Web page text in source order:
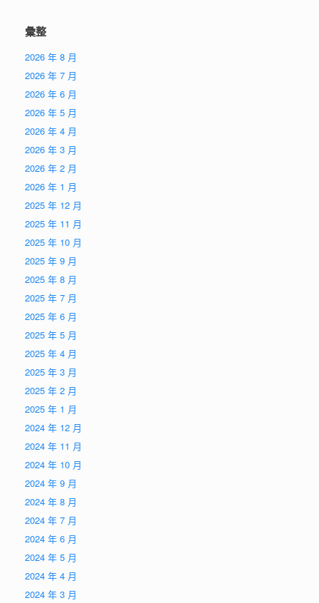
彙整
2026 年 8 月
2026 年 7 月
2026 年 6 月
2026 年 5 月
2026 年 4 月
2026 年 3 月
2026 年 2 月
2026 年 1 月
2025 年 12 月
2025 年 11 月
2025 年 10 月
2025 年 9 月
2025 年 8 月
2025 年 7 月
2025 年 6 月
2025 年 5 月
2025 年 4 月
2025 年 3 月
2025 年 2 月
2025 年 1 月
2024 年 12 月
2024 年 11 月
2024 年 10 月
2024 年 9 月
2024 年 8 月
2024 年 7 月
2024 年 6 月
2024 年 5 月
2024 年 4 月
2024 年 3 月